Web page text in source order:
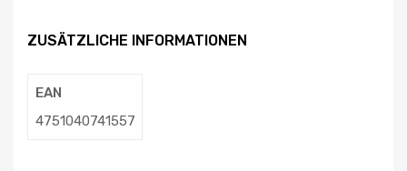
ZUSÄTZLICHE INFORMATIONEN
EAN
4751040741557